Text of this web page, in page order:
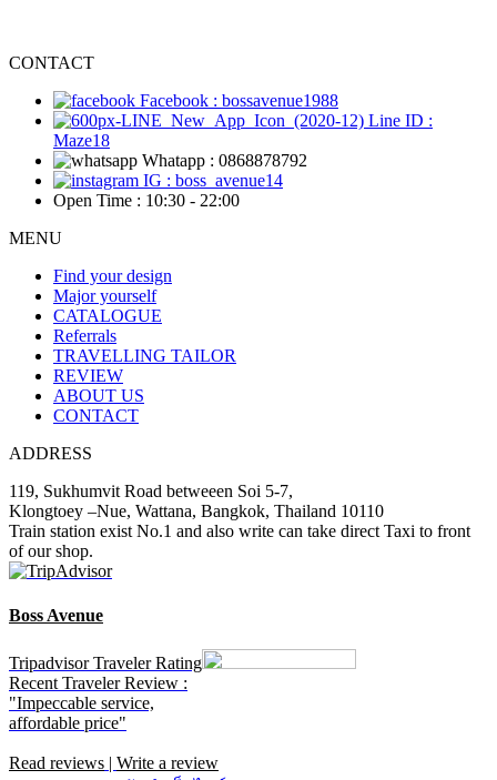
CONTACT
Facebook : bossavenue1988
Line ID :
Maze18
Whatapp : 0868878792
IG : boss_avenue14
Open Time : 10:30 - 22:00
MENU
Find your design
Major yourself
CATALOGUE
Referrals
TRAVELLING TAILOR
REVIEW
ABOUT US
CONTACT
ADDRESS
119, Sukhumvit Road betweeen Soi 5-7,
Klongtoey –Nue, Wattana, Bangkok, Thailand 10110
Train station exist No.1 and also write can take direct Taxi to front
of our shop.
Boss Avenue
Tripadvisor Traveler Rating
Recent Traveler Review :
"Impeccable service,
affordable price"
Read reviews | Write a review